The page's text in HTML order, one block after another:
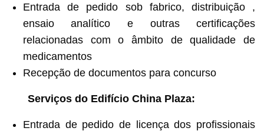
Entrada de pedido sob fabrico, distribuição ,
ensaio analítico e outras certificações
relacionadas com o âmbito de qualidade de
medicamentos
Recepção de documentos para concurso
Serviços do Edifício China Plaza:
Entrada de pedido de licença dos profissionais